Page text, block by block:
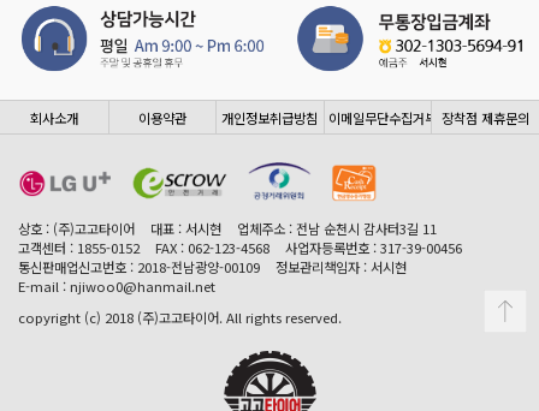
회사소개 이용약관 개인정보취급방침 이메일무단수집거부 장착점 제휴문의
상호 : (주)고고타이어 대표 : 서시현
업체주소 : 전남 순천시 감사터3길 11
고객센터 : 1855-0152
FAX : 062-123-4568
사업자등록번호 : 317-39-00456
통신판매업신고번호 : 2018-전남광양-00109
정보관리책임자 : 서시현
E-mail : njiwoo0@hanmail.net
copyright (c) 2018 (주)고고타이어. All rights reserved.